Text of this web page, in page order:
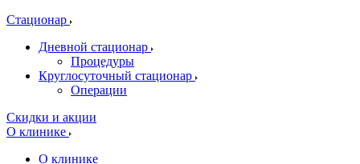
Стационар
Дневной стационар
Процедуры
Круглосуточный стационар
Операции
Скидки и акции
О клинике
О клинике